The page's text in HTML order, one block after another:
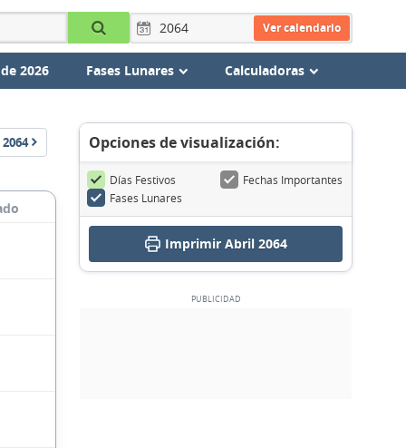
Ver calendario
2026 Fases Lunares Calculadoras
2064 Opciones de visualización:
Días Festivos
Fechas Importantes
Fases Lunares
Imprimir Abril 2064